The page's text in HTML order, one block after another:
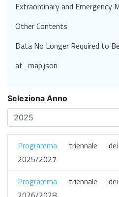
Seleziona Anno
Programma triennale
2025/2027
Programma triennale
Extraordinary and Emergency
Other Contents
Data No Longer Required to
at_map.json